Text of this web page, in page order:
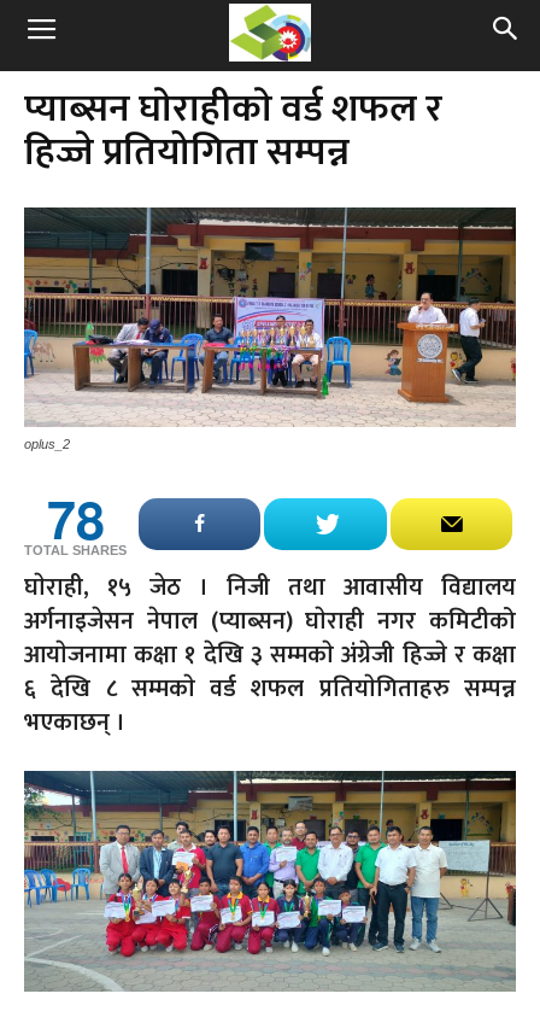
प्याब्सन घाेराहीकाे वर्ड शफल र
हिज्जे प्रतियोगिता सम्पन्न
oplus_2
78
TOTAL SHARES
घाेराही, १५ जेठ । निजी तथा आवासीय विद्यालय
अर्गनाइजेसन नेपाल (प्याब्सन) घाेराही नगर कमिटीको
आयाेजनामा कक्षा १ देखि ३ सम्मकाे अंग्रेजी हिज्जे र कक्षा
६ देखि ८ सम्मकाे वर्ड शफल प्रतियाेगिताहरु सम्पन्न
भएकाछन् ।